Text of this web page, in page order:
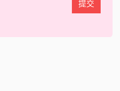
提交